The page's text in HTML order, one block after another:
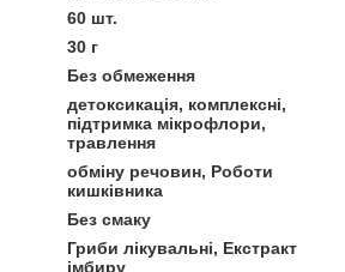
60 шт.
30 г
Без обмеження
детоксикація, комплексні,
підтримка мікрофлори,
травлення
обміну речовин, Роботи
кишківника
Без смаку
Гриби лікувальні, Екстракт
імбиру